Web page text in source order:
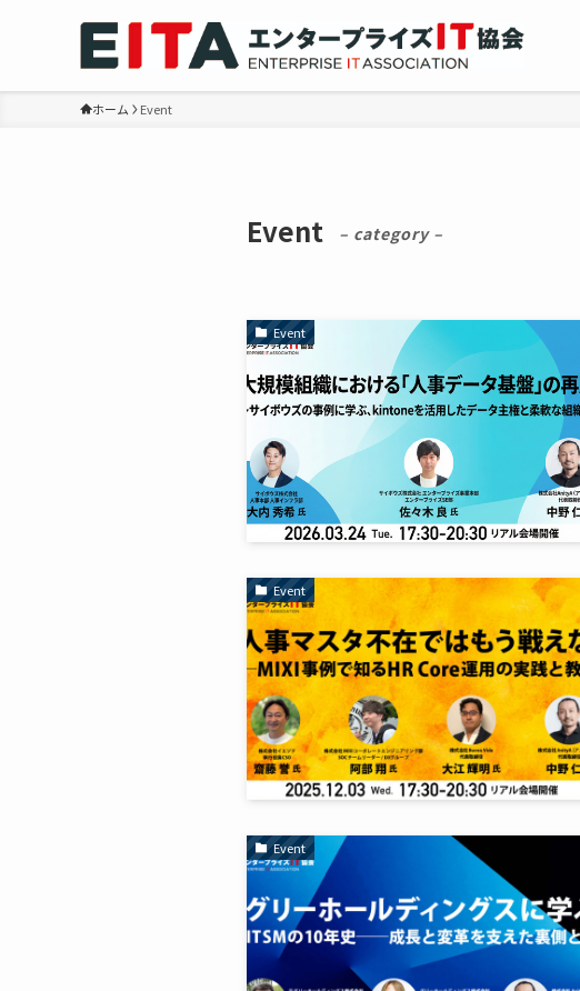
ホーム Event
Event – category –
Event
Event
Event